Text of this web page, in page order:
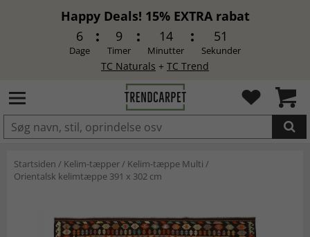
Happy Deals! 15% EXTRA rabat
6
Dage
9
Timer
14
Minutter
50
Sekunder
TC Naturals + TC Trend
LAGT I INDKØBSKURVEN.
Startsiden / Kelim-tæpper/ Kelim-tæppe Multi /
Orientalsk kelimtæppe 391 x 302 cm